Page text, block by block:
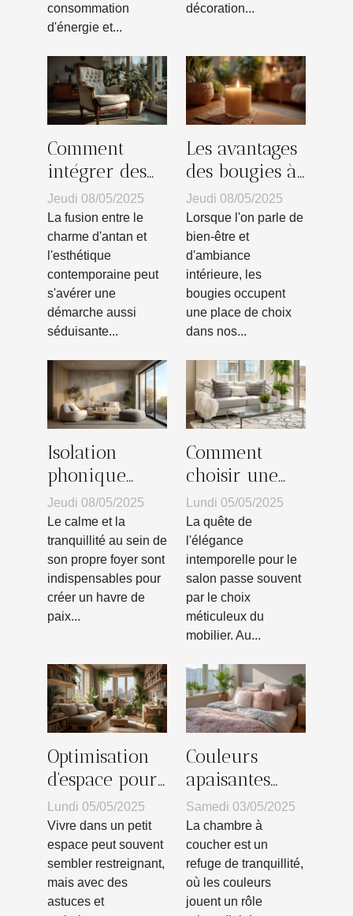
consommation
d'énergie et...
décoration...
Comment
intégrer des
meubles
vintage dans
une
décoration
moderne
Jeudi 08/05/2025
La fusion entre le
charme d'antan et
l'esthétique
contemporaine peut
s'avérer une
démarche aussi
séduisante...
Les avantages
des bougies à
base de cire
végétale pour
la santé
Jeudi 08/05/2025
Lorsque l'on parle de
bien-être et
d'ambiance
intérieure, les
bougies occupent
une place de choix
dans nos...
Isolation
phonique
pour
appartements
astuces pour
un intérieur
paisible sans
travaux lourds
Jeudi 08/05/2025
Le calme et la
tranquillité au sein de
son propre foyer sont
indispensables pour
créer un havre de
paix...
Comment
choisir une
table basse en
verre pour
moderniser
votre salon
Lundi 05/05/2025
La quête de
l'élégance
intemporelle pour le
salon passe souvent
par le choix
méticuleux du
mobilier. Au...
Optimisation
d'espace pour
petits
intérieurs
astuces et
techniques
Lundi 05/05/2025
Vivre dans un petit
espace peut souvent
sembler restreignant,
mais avec des
astuces et
Couleurs
apaisantes
pour la
chambre à
coucher
choisir la
palette
Samedi 03/05/2025
La chambre à
coucher est un
refuge de tranquillité,
où les couleurs
jouent un rôle